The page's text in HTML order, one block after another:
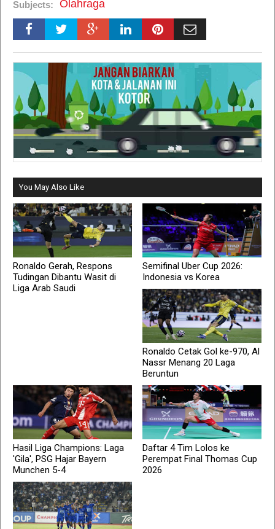
Subjects: Olahraga
You May Also Like
Ronaldo Gerah, Respons
Tudingan Dibantu Wasit di
Liga Arab Saudi
Semifinal Uber Cup 2026:
Indonesia vs Korea
Ronaldo Cetak Gol ke-970, Al
Nassr Menang 20 Laga
Beruntun
Hasil Liga Champions: Laga
'Gila', PSG Hajar Bayern
Munchen 5-4
Daftar 4 Tim Lolos ke
Perempat Final Thomas Cup
2026